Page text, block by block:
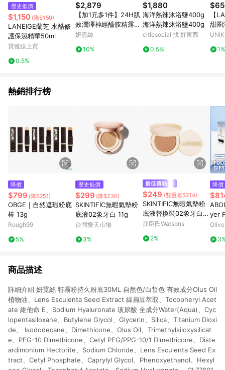
歷史低價
$1,150 (降$150)
LANEIGE蘭芝 水酷修
護保濕精華50ml
寶雅線上買
0.5%
$2,879
【加1元多1件】24H肌
效潤澤神經醯胺精露30
mlx1 注意：請務必加
活動無法生效喔
妍霓絲
10%
$1,880
海洋熱辣沐浴鹽400g
海洋熱辣沐浴鹽400g
citiesocial 找 好東西
0.5%
【
甜圈
玫瑰
1%
熱銷排行榜
降價
$799 (降$251)
OBGE｜自然遮瑕粉底
棒 13g
Rough99
5%
歷史低價
$299 (降$230)
SKINTIFIC無暇氣墊粉
底液02象牙白 11g
台灣樂天市場
3%
$249 (雙重省$214)
SKINTIFIC無暇氣墊粉
底液替換裝02象牙白 1
1g
屈臣氏Watsons
2%
降價
yer
ml
商品描述
詳細介紹 妍霓絲 特霧粉持久粉底30ML 自然色/白皙色 有效成分Olus Oil
植物油、Lens Esculenta Seed Extract 綠扁豆萃取、Tocopheryl Acet
ate 維他命 E、Sodium Hyaluronate 玻尿酸 全成分Water(Aqua)、Cyc
lopentasiloxane、Butylene Glycol、Glycerin、Silica、Titanium Dioxi
de、 Isododecane、Dimethicone、Olus Oil、Trimethylsiloxysilicat
e、PEG-10 Dimethicone、Cetyl PEG/PPG-10/1 Dimethicone、Diste
ardimonium Hectorite、Sodium Chloride、Lens Esculenta Seed Ex
tract、Cetyl Phosphate、Caprylyl Glycol、Phenoxyethanol、Hexyl